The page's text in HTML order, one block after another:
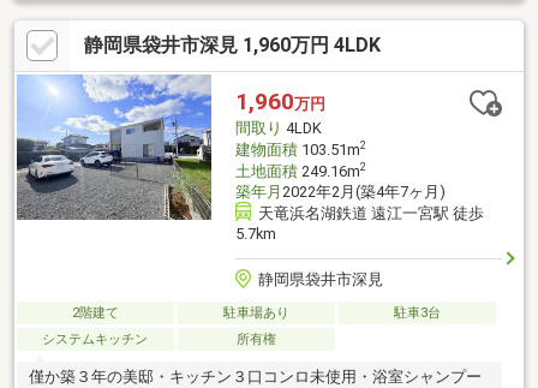
辺施設】・豊岡南小学校1100ｍ（徒歩14分）・豊岡南中学校1300
ｍ（徒歩17分/自転車6分）・ベイシアフードセンター 磐田豊岡店
様2100ｍ（徒歩27分/車5分）・セブン-イレブン 磐田下野部店様
1600ｍ（徒歩20分/車4分）・白梅豊岡病院2100ｍ（車5分）・遠
鉄バス上神増停留所まで6
静岡県袋井市深見 1,960万円 4LDK
1,960万円
間取り 4LDK
建物面積103.51m2
土地面積249.16m2
築年月 2022年2月(築4年7ヶ月)
天竜浜名湖鉄道 遠江一宮駅 徒歩
5.7km
静岡県袋井市深見
2階建て 駐車場あり
駐車3台
システムキッチン
所有権
僅か築３年の美邸・キッチン３口コンロ未使用・浴室シャンプー